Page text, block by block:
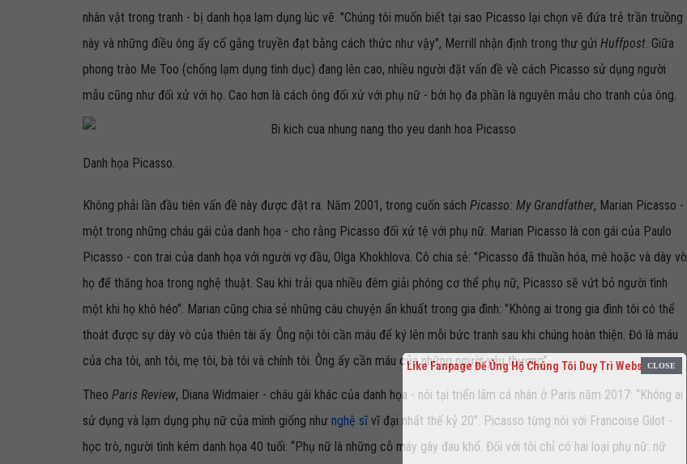
nhân vật trong tranh - bị danh họa lạm dụng lúc vẽ. "Chúng tôi muốn biết tại sao Picasso lại chọn vẽ đứa trẻ trần truồng
này và những điều ông ấy cố gắng truyền đạt bằng cách thức như vậy", Merrill nhận định trong thư gửi Huffpost. Giữa
phong trào Me Too (chống lạm dụng tình dục) đang lên cao, nhiều người đặt vấn đề về cách Picasso sử dụng người
mẫu cũng như đối xử với họ. Cao hơn là cách ông đối xử với phụ nữ - bởi họ đa phần là nguyên mẫu cho tranh của ông.
Danh họa Picasso.
Không phải lần đầu tiên vấn đề này được đặt ra. Năm 2001, trong cuốn sách Picasso: My Grandfather, Marian Picasso -
một trong những cháu gái của danh họa - cho rằng Picasso đối xử tệ với phụ nữ. Marian Picasso là con gái của Paulo
Picasso - con trai của danh họa với người vợ đầu, Olga Khokhlova. Cô chia sẻ: "Picasso đã thuần hóa, mê hoặc và dày vò
họ để thăng hoa trong nghệ thuật. Sau khi trải qua nhiều đêm giải phóng cơ thể phụ nữ, Picasso sẽ vứt bỏ người tình
một khi họ khô héo". Marian cũng chia sẻ những câu chuyện ẩn khuất trong gia đình: "Không ai trong gia đình tôi có thể
thoát được sự dày vò của thiên tài ấy. Ông nội tôi cần máu để ký lên mỗi bức tranh sau khi chúng hoàn thiện. Đó là máu
của cha tôi, anh tôi, mẹ tôi, bà tôi và chính tôi. Ông ấy cần máu của những người yêu thương”.
Theo Paris Review, Diana Widmaier - cháu gái khác của danh họa - nói tại triển lãm cá nhân ở Paris năm 2017: “Không ai
sử dụng và lạm dụng phụ nữ của mình giống như nghệ sĩ vĩ đại nhất thế kỷ 20”. Picasso từng nói với Francoise Gilot -
học trò, người tình kém danh họa 40 tuổi: “Phụ nữ là những cỗ máy gây đau khổ. Đối với tôi chỉ có hai loại phụ nữ: nữ
Like Fanpage Để Ủng Hộ Chúng Tôi Duy Trì Website